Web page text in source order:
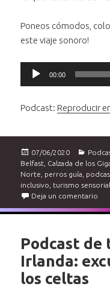
Poneos cómodos,
este viaje sonoro!
Reproductor
00:00
Podcast: Reproducir
Publicado
el
07/06/2020
Belfast Calzada de los
Norte
perros guía
inclusivo
turismo sensorial
Deja un comentario
Podcast de
Irlanda:
los celtas